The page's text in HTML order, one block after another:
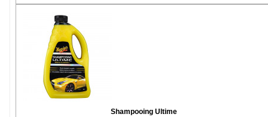
Shampooing Ultime